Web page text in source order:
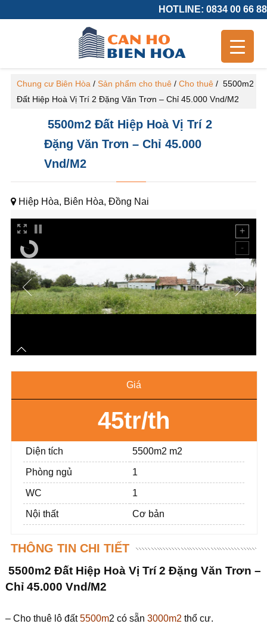
HOTLINE: 0834 00 66 88
Chung cư Biên Hòa / Sản phẩm cho thuê/ Cho thuê/ 5500m2
Đất Hiệp Hoà Vị Trí 2 Đặng Văn Trơn – Chỉ 45.000 Vnd/M2
5500m2 Đất Hiệp Hoà Vị Trí 2
Đặng Văn Trơn – Chỉ 45.000
Vnd/M2
Hiệp Hòa, Biên Hòa, Đồng Nai
Giá
45tr/th
Diện tích 5500m2 m2
Phòng ngủ 1
WC 1
Nội thất Cơ bản
THÔNG TIN CHI TIẾT
5500m2 Đất Hiệp Hoà Vị Trí 2 Đặng Văn Trơn –
Chỉ 45.000 Vnd/M2
– Cho thuê lô đất5500m2 có sẵn 3000m2 thổ cư.